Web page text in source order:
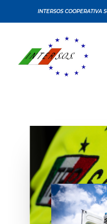
INTERSOS COOPERATIVA
CONVENZIONI
CERTIFICAZIONI
SERVIZI
CORSI
SEDI
NEWS